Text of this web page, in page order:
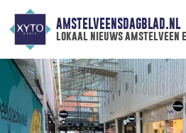
AMSTELVEENSDAGBLAD.NL
lokaal nieuws amstelveen